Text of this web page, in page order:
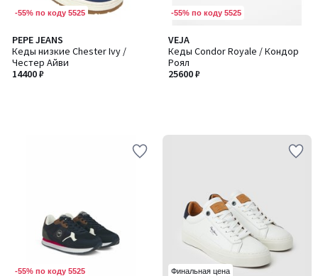
-55% по коду 5525
PEPE JEANS
Кеды низкие Chester Ivy /
Честер Айви
14400 ₽
-55% по коду 5525
VEJA
Кеды Condor Royale / Кондор
Роял
25600 ₽
-55% по коду 5525 Финальная цена